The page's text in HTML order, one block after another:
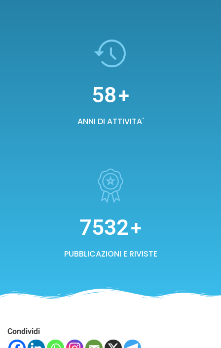
58+
ANNI DI ATTIVITA'
7532+
PUBBLICAZIONI E RIVISTE
Condividi